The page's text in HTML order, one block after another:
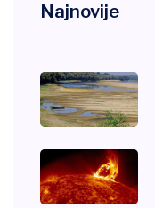
Najnovije